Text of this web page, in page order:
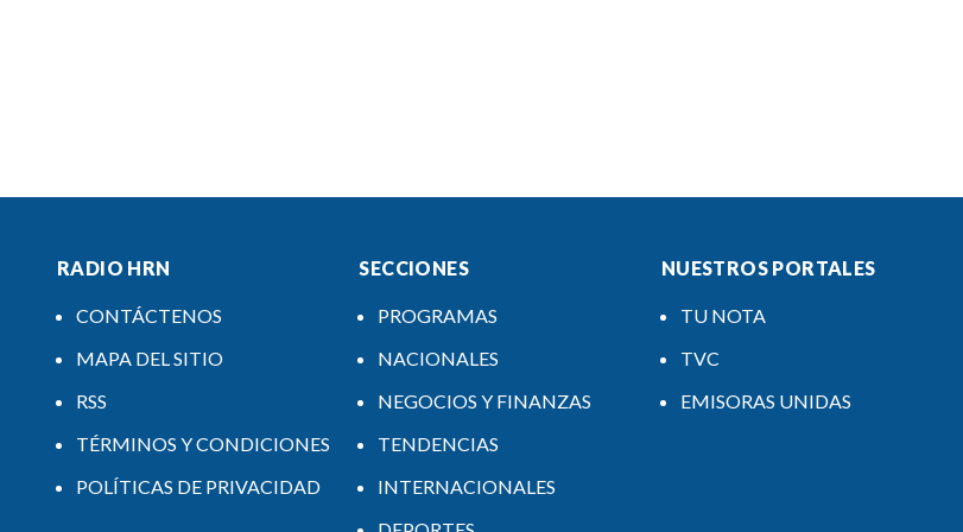
RADIO HRN
CONTÁCTENOS
MAPA DEL SITIO
RSS
TÉRMINOS Y CONDICIONES
POLÍTICAS DE PRIVACIDAD
SECCIONES
PROGRAMAS
NACIONALES
NEGOCIOS Y FINANZAS
TENDENCIAS
INTERNACIONALES
NUESTROS PORTALES
TU NOTA
TVC
EMISORAS UNIDAS